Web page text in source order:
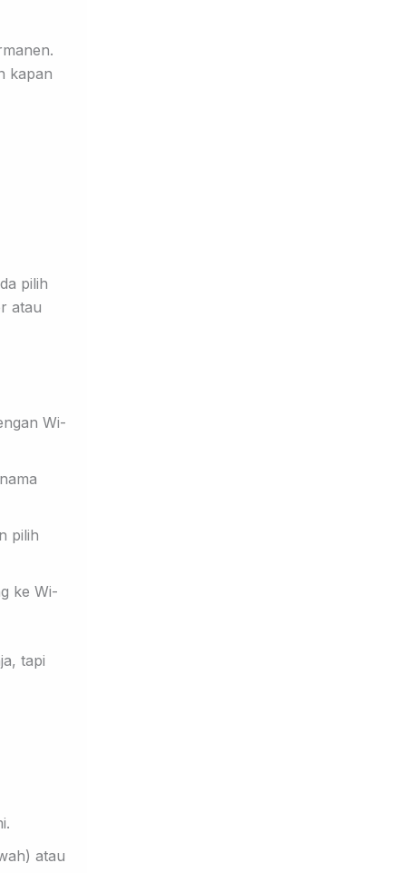
kapan
pilih
atau
Wi-
pilih
ke Wi-
tapi
atau